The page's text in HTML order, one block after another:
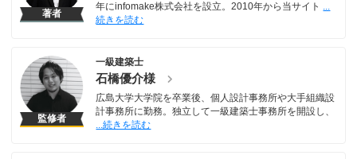
著者
年にinfomake株式会社を設立。2010年から当サイト
監修者
一級建築士
石橋優介様
広島大学大学院を卒業後、個人設計事務所や大手組織設
計事務所に勤務。独立して一級建築士事務所を開設し、